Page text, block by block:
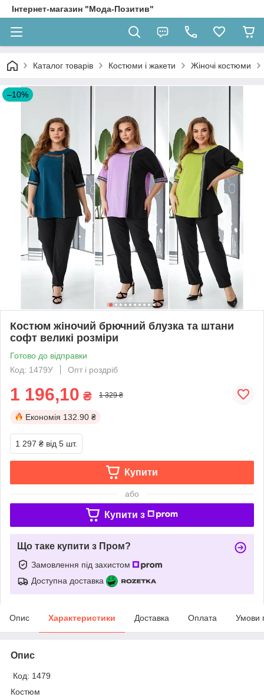
Інтернет-магазин "Мода-Позитив"
Каталог товарів Костюми і жакети Жіночі костюми
–10%
Костюм жіночий брючний блузка та штани
софт великі розміри
Готово до відправки
Код: 1479У
Опт і роздріб
1 196,10 ₴ 1 329 ₴
Економія 132.90 ₴
1 297 ₴ від 5 шт.
Купити
або
Купити з
Що таке купити з Пром?
Замовлення під захистом
Доступна доставка
Опис Характеристики Доставка Оплата Умови
Опис
Код: 1479
Костюм